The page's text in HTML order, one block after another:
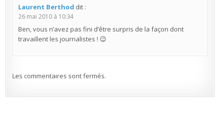
Laurent Berthod dit :
26 mai 2010 à 10:34
Ben, vous n’avez pas fini d’être surpris de la façon dont
travaillent les journalistes ! 😉
Les commentaires sont fermés.